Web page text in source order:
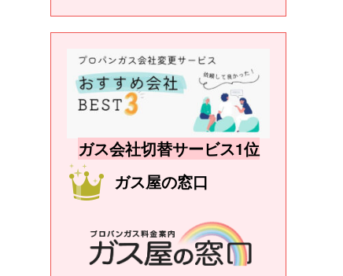
ガス会社切替サービス1位
ガス屋の窓口